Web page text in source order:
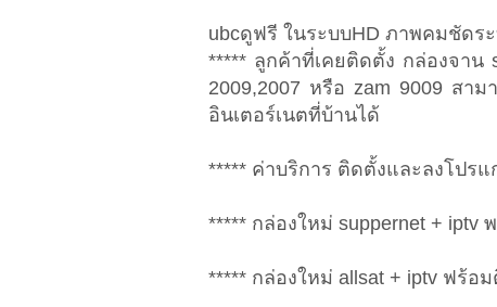
ubcดูฟรี ในระบบHD ภาพคมชัดร
***** ลูกค้าที่เคยติดตั้ง กล่องจาน
2009,2007 หรือ zam 9009 สา
อินเตอร์เนตที่บ้านได้
***** ค่าบริการ ติดตั้งและลงโปรแ
***** กล่องใหม่ suppernet + iptv
***** กล่องใหม่ allsat + iptv ฟร้อ